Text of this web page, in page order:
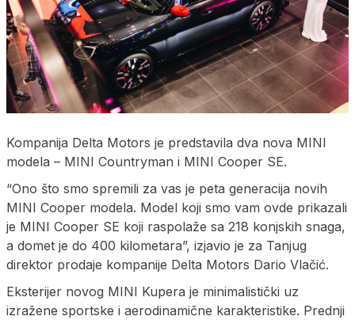
Kompanija Delta Motors je predstavila dva nova MINI
modela – MINI Countryman i MINI Cooper SE.
“Ono što smo spremili za vas je peta generacija novih
MINI Cooper modela. Model koji smo vam ovde prikazali
je MINI Cooper SE koji raspolaže sa 218 konjskih snaga,
a domet je do 400 kilometara”, izjavio je za Tanjug
direktor prodaje kompanije Delta Motors Dario Vlačić.
Eksterijer novog MINI Kupera je minimalistički uz
izražene sportske i aerodinamične karakteristike. Prednji